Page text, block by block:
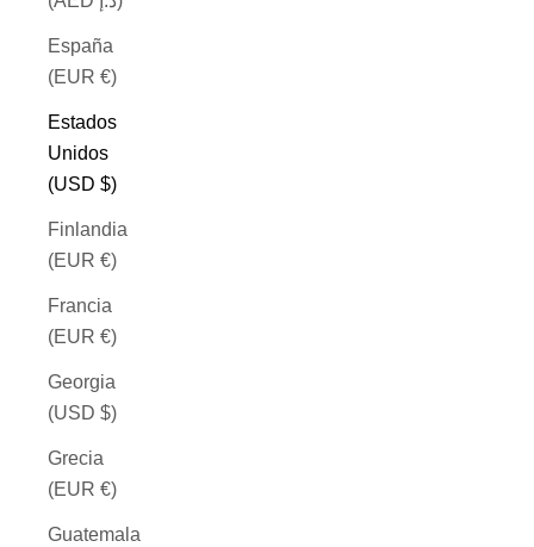
España
(EUR €)
Estados
Unidos
(USD $)
Finlandia
(EUR €)
Francia
(EUR €)
Georgia
(USD $)
Grecia
(EUR €)
Guatemala